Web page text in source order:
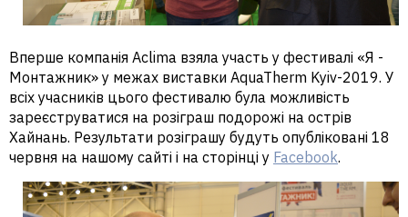
Вперше компанія Aclima взяла участь у фестивалі «Я -
Монтажник» у межах виставки AquaTherm Kyiv-2019. У
всіх учасників цього фестивалю була можливість
зареєструватися на розіграш подорожі на острів
Хайнань. Результати розіграшу будуть опубліковані 18
червня на нашому сайті і на сторінці у Facebook.